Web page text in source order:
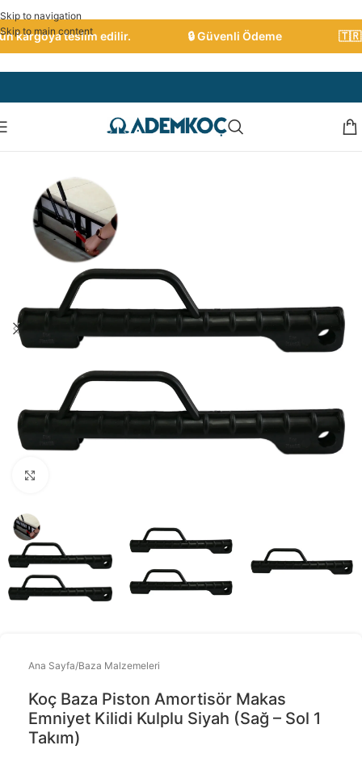
Skip to navigation
Skip to main content
kargoya teslim edilir. 🔒 Güvenli Ödeme 🇹🇷
Ana Sayfa/Baza Malzemeleri
Koç Baza Piston Amortisör Makas
Emniyet Kilidi Kulplu Siyah (sağ – Sol 1
Takım)